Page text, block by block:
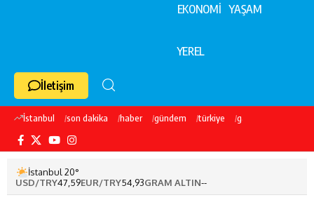
EKONOMİ YAŞAM
YEREL
İletişim
İstanbul son dakika haber gündem türkiye galatasaray
İstanbul 20°
USD/TRY47,59EUR/TRY54,93GRAM ALTIN--